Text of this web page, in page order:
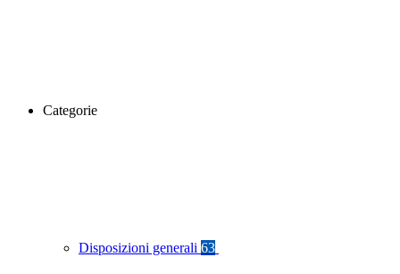
Categorie
Disposizioni generali 63